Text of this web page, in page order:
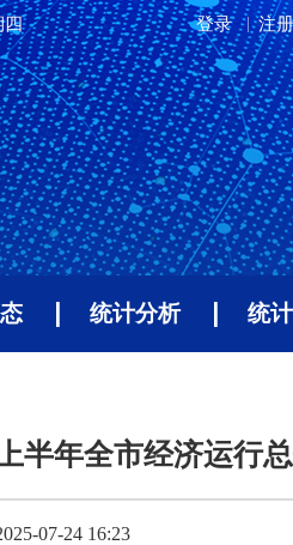
四 登录 注
统计分析 统
半年全市经济运行
07-24 16:23